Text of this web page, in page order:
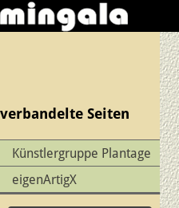
verbandelte Seiten
Künstlergruppe Plantage
eigenArtigX